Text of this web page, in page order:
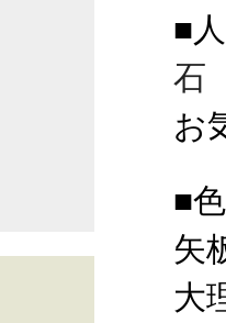
■
石
お
■
矢
大